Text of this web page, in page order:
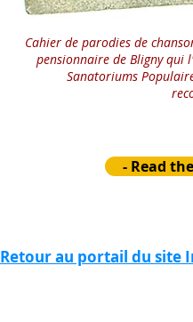
Cahier de parodies de
pensionnaire de Bligny qui
Sanatoriums
- Read
Retour au portail du site